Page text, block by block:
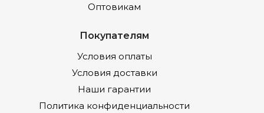
Оптовикам
Покупателям
Условия оплаты
Условия доставки
Наши гарантии
Политика конфиденциальности